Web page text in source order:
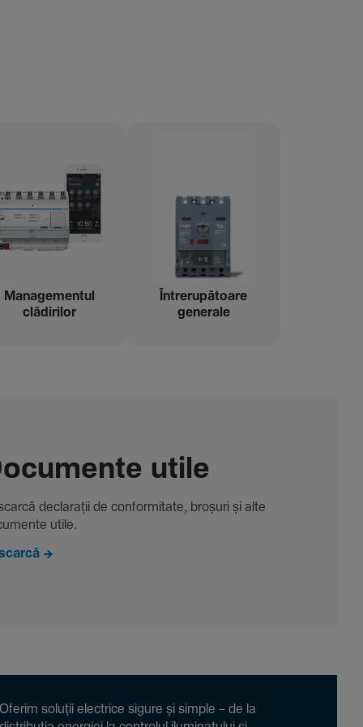
Managementul
clădi­rilor
Între­ru­pă­toare
gene­rale
utile
decla­rații de conformitate, broșuri și alte
utile.
soluții electrice sigure și simple – de la